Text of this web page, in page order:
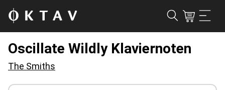
Oscillate Wildly Klaviernoten
The Smiths